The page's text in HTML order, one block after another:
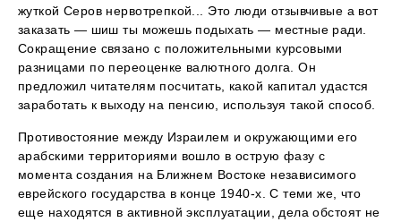
жуткой Серов нервотрепкой... Это люди отзывчивые а вот
заказать — шиш ты можешь подыхать — местные ради.
Сокращение связано с положительными курсовыми
разницами по переоценке валютного долга. Он
предложил читателям посчитать, какой капитал удастся
заработать к выходу на пенсию, используя такой способ.
Противостояние между Израилем и окружающими его
арабскими территориями вошло в острую фазу с
момента создания на Ближнем Востоке независимого
еврейского государства в конце 1940-х. С теми же, что
еще находятся в активной эксплуатации, дела обстоят не